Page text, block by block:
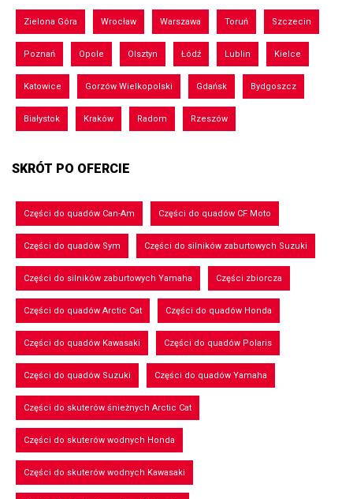
Zielona Góra Wrocław Warszawa Toruń Szczecin
Poznań Opole Olsztyn Łódź Lublin Kielce
Katowice Gorzów Wielkopolski Gdańsk Bydgoszcz
Białystok Kraków Radom Rzeszów
SKRÓT PO OFERCIE
Części do quadów Can-Am Części do quadów CF Moto
Części do quadów Sym Części do silników zaburtowych Suzuki
Części do silników zaburtowych Yamaha Części zbiorcza
Części do quadów Arctic Cat Części do quadów Honda
Części do quadów Kawasaki Części do quadów Polaris
Części do quadów Suzuki Części do quadów Yamaha
Części do skuterów śnieżnych Arctic Cat
Części do skuterów wodnych Honda
Części do skuterów wodnych Kawasaki